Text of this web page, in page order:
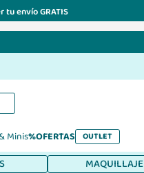
envío GRATIS
Minis%OFERTAS OUTLET
MAQUILLAJE